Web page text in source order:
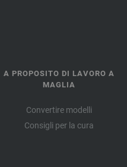
A PROPOSITO DI LAVORO A
MAGLIA
Convertire modelli
Consigli per la cura